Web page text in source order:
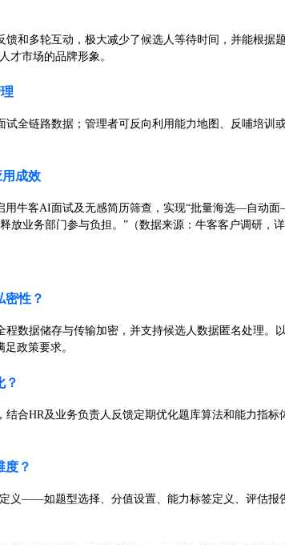
和多轮互动，极大减少了候选人等待时间，并能根
才市场的品牌形象。
全链路数据；管理者可反向利用能力地图、反哺培
成效
用牛客AI面试及无感简历筛查，实现“批量海选—自动面
放业务部门参与负担。”（数据来源：牛客客户调研，
密性？
数据储存与传输加密，并支持候选人数据匿名处理
政策要求。
？
结合HR及业务负责人反馈定期优化题库算法和能力
度？
义——如题型选择、分值设置、能力标签定义、评估